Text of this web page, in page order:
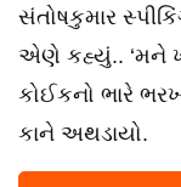
સંતોષકુમાર
એણે કહ્યું.. ‘મને
કોઈકનો ભારે
કાને અથડાયો.